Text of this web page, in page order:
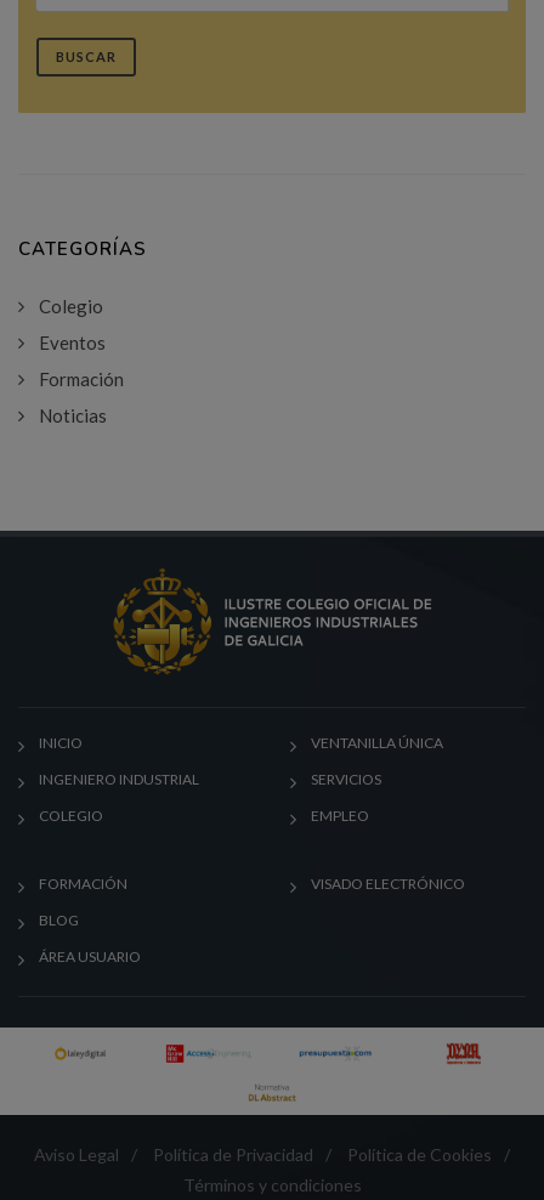
BUSCAR
CATEGORÍAS
Colegio
Eventos
Formación
Noticias
INICIO
INGENIERO INDUSTRIAL
COLEGIO
VENTANILLA ÚNICA
SERVICIOS
EMPLEO
FORMACIÓN
BLOG
ÁREA USUARIO
VISADO ELECTRÓNICO
Aviso Legal / Política de Privacidad / Política de Cookies
/
Términos y condiciones